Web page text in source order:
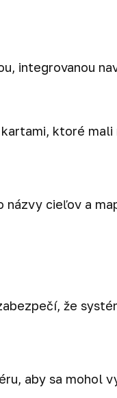
integrovanou
ktoré mali
názvy cieľov a
že
aby sa mohol